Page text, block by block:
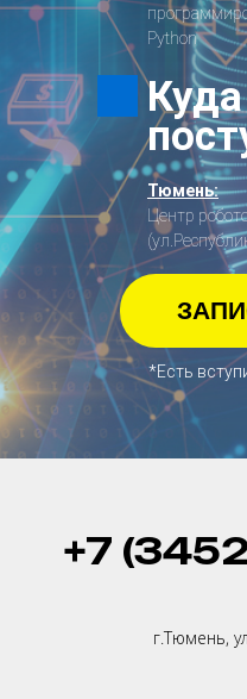
Python
Тюмень:
Центр
*Есть
+7
г.Тюмень,